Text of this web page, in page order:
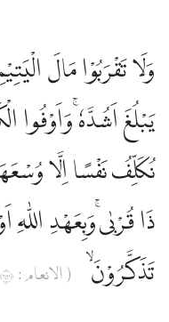
وَلَا تَقْرَبُوْا مَالَ
يَبْلُغَ اَشُدَّهٗ ۚوَاَوْفُوا
نُكَلِّفُ نَفْسًا اِلَّا
ذَا قُرْبٰىۚ وَبِعَهْدِ
تَذَكَّرُوْنَۙ
( الانعام : ١٥٢)